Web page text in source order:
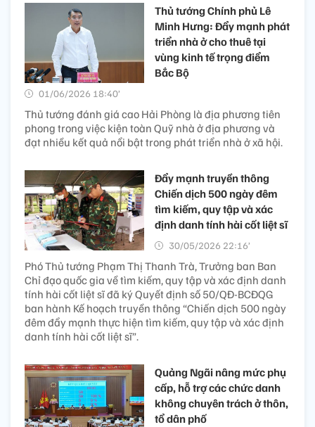
Thủ tướng Chính phủ Lê
Minh Hưng: Đẩy mạnh phát
triển nhà ở cho thuê tại
vùng kinh tế trọng điểm
Bắc Bộ
01/06/2026 18:40’
Thủ tướng đánh giá cao Hải Phòng là địa phương tiên
phong trong việc kiện toàn Quỹ nhà ở địa phương và
đạt nhiều kết quả nổi bật trong phát triển nhà ở xã hội.
Đẩy mạnh truyền thông
Chiến dịch 500 ngày đêm
tìm kiếm, quy tập và xác
định danh tính hài cốt liệt sĩ
30/05/2026 22:16’
Phó Thủ tướng Phạm Thị Thanh Trà, Trưởng ban Ban
Chỉ đạo quốc gia về tìm kiếm, quy tập và xác định danh
tính hài cốt liệt sĩ đã ký Quyết định số 50/QĐ-BCĐQG
ban hành Kế hoạch truyền thông “Chiến dịch 500 ngày
đêm đẩy mạnh thực hiện tìm kiếm, quy tập và xác định
danh tính hài cốt liệt sĩ”.
Quảng Ngãi nâng mức phụ
cấp, hỗ trợ các chức danh
không chuyên trách ở thôn,
tổ dân phố